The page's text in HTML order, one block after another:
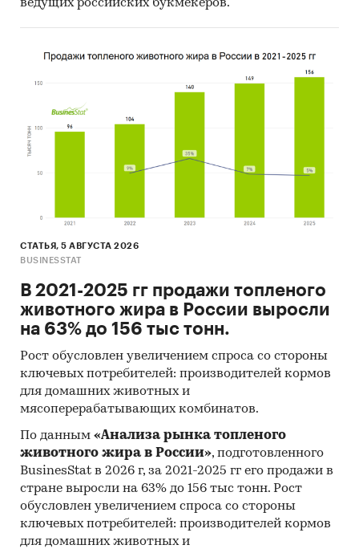
ведущих российских букмекеров.
СТАТЬЯ, 5 АВГУСТА 2026
BUSINESSTAT
В 2021-2025 гг продажи топленого
животного жира в России выросли
на 63% до 156 тыс тонн.
Рост обусловлен увеличением спроса со стороны
ключевых потребителей: производителей кормов
для домашних животных и
мясоперерабатывающих комбинатов.
По данным «Анализа рынка топленого
животного жира в России», подготовленного
BusinesStat в 2026 г, за 2021-2025 гг его продажи в
стране выросли на 63% до 156 тыс тонн. Рост
обусловлен увеличением спроса со стороны
ключевых потребителей: производителей кормов
для домашних животных и